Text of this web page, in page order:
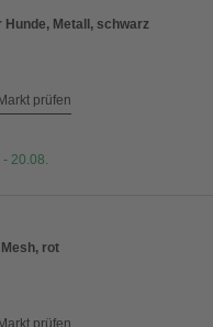
Hunde, Metall, schwarz
prüfen
20.08.
rot
prüfen